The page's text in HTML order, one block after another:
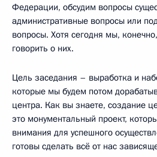
Федерации, обсудим вопросы
административные вопросы или
вопросы. Хотя сегодня мы,
говорить о них.
Цель заседания – выработка и
которые мы будем потом
центра. Как вы знаете, создание
это монументальный проект,
внимания для успешного
готовы сделать всё от нас